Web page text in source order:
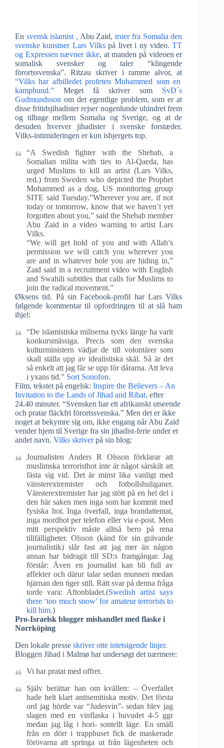
En svensk islamist , Abu Zaid,truer fra Somalia den
svenske kunstner Lars Vilks på livet i ny video.TT
og Expressen nævner ikke, at manden på videoen er
somalisk svensker og taler “klingende
förortssvenska”. Ritzau skriver i ramme alvor, at
“Vilks har afbilledet profeten Muhammed som en
kamphund.” Meget få skriver som SvD´s
Gudmundsson om det egentlige problem, som er at
disse fritidsjihadister rejser nogenlunde uhindret frem
og tilbage mellem Somalia og Sverige, og at de
desuden hverver jihadister i svenske forstæder.
Vilks-intimideringen er kun isbjergets top.
“A Swedish fighter with the Shebab, a
Somalian milita with ties to Al-Qaeda, has
urged Muslims to kill an artist (Lars Vilks,
red.) from Sweden who depicted the Prophet
Mohammed as a dog, US monitoring group
SITE said Tuesday.”Wherever you are, if not
today or tomorrow, know that we haven’t yet
forgotten about you,” said the Shebab member
Abu Zaid in a video warning to artist Lars
Vilks.
“We will get hold of you and with Allah’s
permission we will catch you wherever you
are and in whatever hole you are hiding in,”
Zaid said in a recruitment video with English
and Swahili subtitles that calls for Muslims to
join the radical movement.”
Øksens tid. På sin Facebook-profil har Lars Vilks
følgende kommentar til opfordringen til at slå ham
ihjel:
“De islamistiska miliserna tycks länge ha varit
konkursmässiga. Precis som den svenska
kulturministern vädjar de till volontärer som
skall ställa upp av idealistiska skäl. Så är det
så enkelt att jag får se upp för dårarna. Att leva
i yxans tid.” Sort Sonofon.
Film, tekstet på engelsk: Inspire the Believers – An
Invitation to the Lands of Jihad and Ribat, efter
24.40 minuter. “Svensken har ett afrikanskt utseende
och pratar fläckfri förortssvenska.” Men det er ikke
noget at bekymre sig om, ikke engang når Abu Zaid
vender hjem til Sverige fra sin jihadist-ferie under et
andet navn. Vilks skriverpå sin blog:
Journalisten Anders R Olsson förklarar att
muslimska terroristhot inte är något särskilt att
fästa sig vid. Det är minst lika vanligt med
vänsterextremister och fotbollshuliganer.
Vänsterextremister har jag stött på en hel del i
den här saken men inga som har kommit med
fysiska hot. Inga överfall, inga brandattentat,
inga mordhot per telefon eller via e-post. Men
mitt perspektiv måste alltså bero på rena
tillfälligheter. Olsson (känd för sin grävande
journalistik) slår fast att jag mer än någon
annan har bidragit till SD:s framgångar. Jag
förstår: Även en journalist kan bli full av
affekter och därur talar sedan munnen medan
hjärnan den tiger still. Rätt svar på denna fråga
torde vara: Aftonbladet.(Swedish artist says
there ‘too much snow’ for amateur terrorists to
kill him.)
Pro-Israelsk blogger mishandlet med flaske i
Norrköping
Den lokale presse skriver otte intetsigende linjer.
Bloggen Jihad i Malmø har undersøgt det nærmere:
Vi har pratat med offret.
Själv berättar han om kvällen: – Överfallet
hade helt klart antisemitiska motiv. Det första
ord jag hörde var “Judesvin”- sedan blev jag
slagen med en vinflaska i huvudet 4-5 ggr
medan jag låg i hori- sontellt läge. En smäll
från en dörr i trapphuset fick de maskerade
förövarna att springa ut från lägenheten och